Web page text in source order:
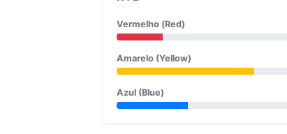
Vermelho (Red)
Amarelo (Yellow)
Azul (Blue)